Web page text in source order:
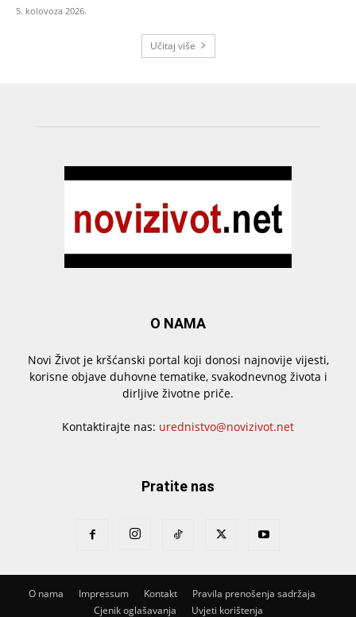
5. kolovoza 2026.
Učitaj više
O NAMA
Novi Život je kršćanski portal koji donosi najnovije vijesti,
korisne objave duhovne tematike, svakodnevnog života i
dirljive životne priče.
Kontaktirajte nas: urednistvo@novizivot.net
Pratite nas
O nama Impressum Kontakt
Pravila prenošenja sadržaja
Cjenik oglašavanja
Uvjeti korištenja